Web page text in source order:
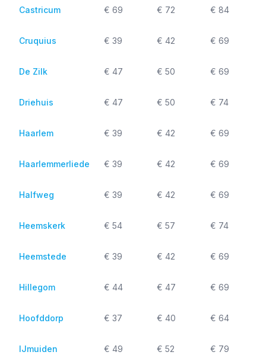
Castricum € 69 € 72 € 84
Cruquius € 39 € 42 € 69
De Zilk € 47 € 50 € 69
Driehuis € 47 € 50 € 74
Haarlem € 39 € 42 € 69
Haarlemmerliede € 39 € 42 € 69
Halfweg € 39 € 42 € 69
Heemskerk € 54 € 57 € 74
Heemstede € 39 € 42 € 69
Hillegom € 44 € 47 € 69
Hoofddorp € 37 € 40 € 64
IJmuiden € 49 € 52 € 79